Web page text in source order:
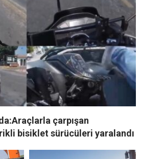
çarpışan
bisiklet sürücüleri yaralandı